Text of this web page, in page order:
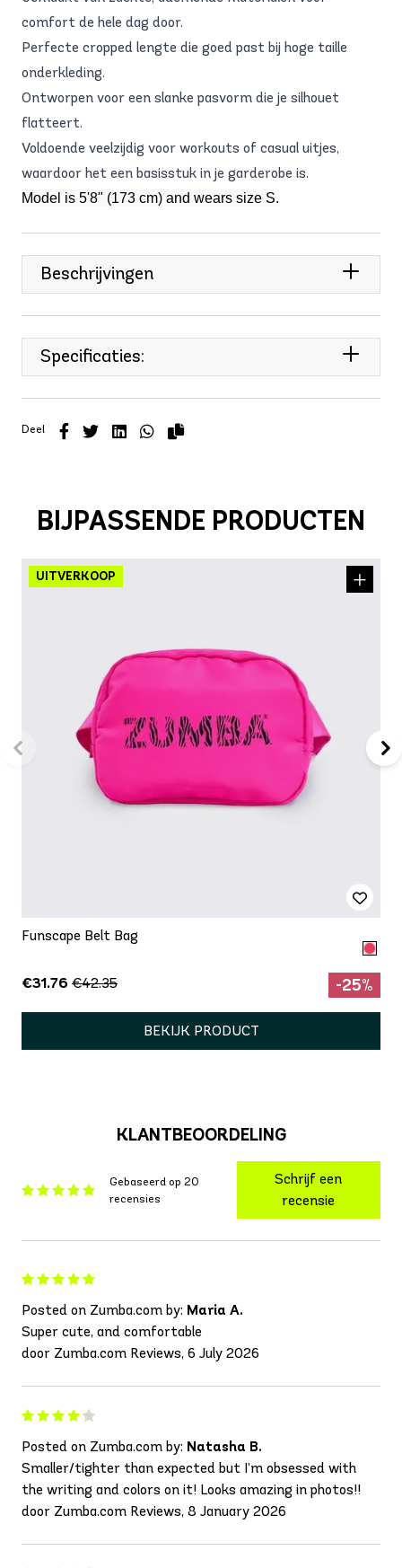
comfort de hele dag door.
Perfecte cropped lengte die goed past bij hoge taille
onderkleding.
Ontworpen voor een slanke pasvorm die je silhouet
flatteert.
Voldoende veelzijdig voor workouts of casual uitjes,
waardoor het een basisstuk in je garderobe is.
Model is 5'8" (173 cm) and wears size S.
Beschrijvingen
Specificaties:
Deel
BIJPASSENDE PRODUCTEN
Funscape Belt Bag
€31.76 €42.35 -25%
BEKIJK PRODUCT
KLANTBEOORDELING
Gebaseerd op 20
recensies
Schrijf een
recensie
Posted on Zumba.com by: Maria A.
Super cute, and comfortable
door Zumba.com Reviews, 6 July 2026
Posted on Zumba.com by: Natasha B.
Smaller/tighter than expected but I’m obsessed with
the writing and colors on it! Looks amazing in photos!!
door Zumba.com Reviews, 8 January 2026